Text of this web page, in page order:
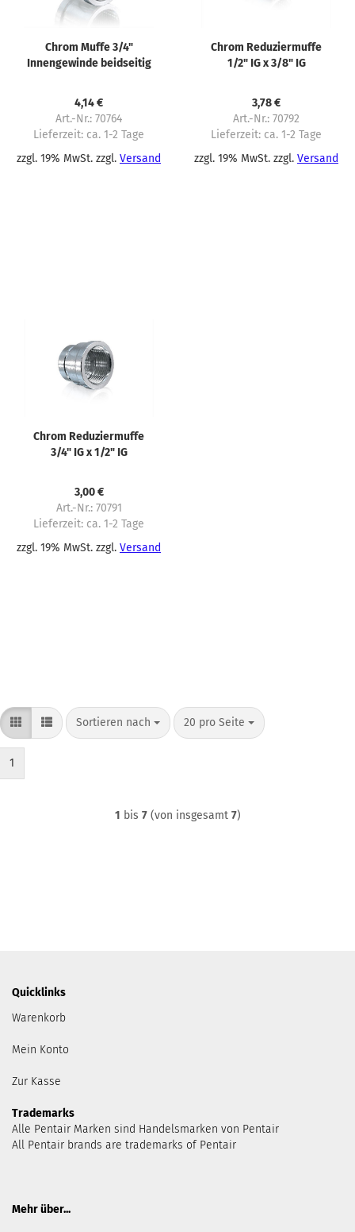
Chrom Muffe 3/4"
Innengewinde beidseitig
4,14 €
Art.-Nr.: 70764
Lieferzeit: ca. 1-2 Tage
zzgl. 19% MwSt. zzgl. Versand
Chrom Reduziermuffe
1/2" IG x 3/8" IG
3,78 €
Art.-Nr.: 70792
Lieferzeit: ca. 1-2 Tage
zzgl. 19% MwSt. zzgl. Versand
Chrom Reduziermuffe
3/4" IG x 1/2" IG
3,00 €
Art.-Nr.: 70791
Lieferzeit: ca. 1-2 Tage
zzgl. 19% MwSt. zzgl. Versand
Sortieren nach
Sortieren nach 20 pro Seite
pro Seite
1
1 bis 7(von insgesamt 7)
Quicklinks
Warenkorb
Mein Konto
Zur Kasse
Trademarks
Alle Pentair Marken sind Handelsmarken von Pentair
All Pentair brands are trademarks of Pentair
Mehr über...